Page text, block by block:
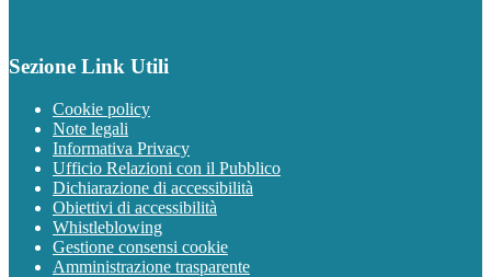
Sezione Link Utili
Cookie policy
Note legali
Informativa Privacy
Ufficio Relazioni con il Pubblico
Dichiarazione di accessibilità
Obiettivi di accessibilità
Whistleblowing
Gestione consensi cookie
Amministrazione trasparente